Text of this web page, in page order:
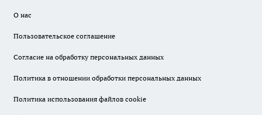
О нас
Пользовательское соглашение
Согласие на обработку персональных данных
Политика в отношении обработки персональных данных
Политика использования файлов cookie